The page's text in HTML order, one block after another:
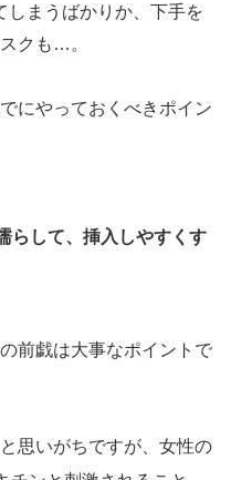
しまうばかりか、下手を
クも…。
にやっておくべきポイン
らして、挿入しやすくす